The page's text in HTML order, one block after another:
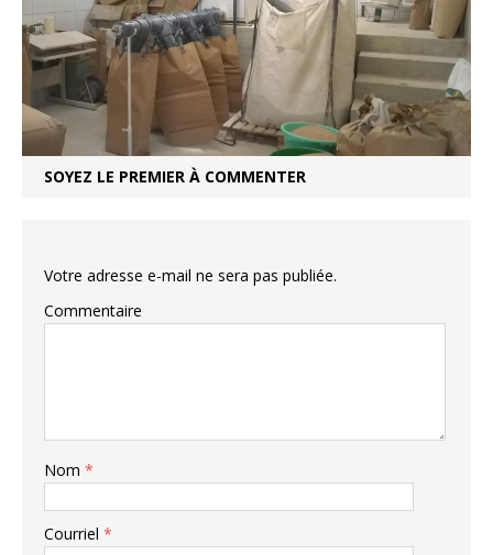
SOYEZ LE PREMIER À COMMENTER
Votre adresse e-mail ne sera pas publiée.
Commentaire
Nom *
Courriel *